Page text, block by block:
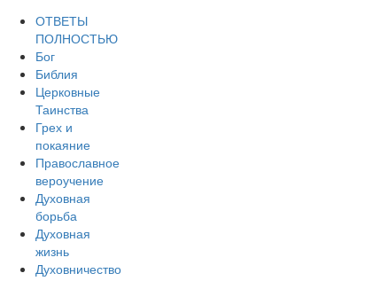
ОТВЕТЫ
ПОЛНОСТЬЮ
Бог
Библия
Церковные
Таинства
Грех и
покаяние
Православное
вероучение
Духовная
борьба
Духовная
жизнь
Духовничество